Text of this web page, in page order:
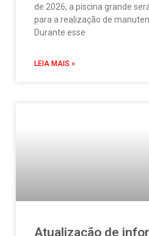
de 2026, a piscina grande
para a realização de
Durante esse
LEIA MAIS »
Atualização de